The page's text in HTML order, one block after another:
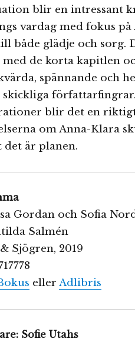
blir en intressant
vardag med fokus
både glädje och sorg.
med de korta kapitlen
spännande och
skickliga
blir det en
om Anna-Klara
det är planen.
Gordan och Sofia
Salmén
Sjögren, 2019
eller Adlibris
Sofie Utahs